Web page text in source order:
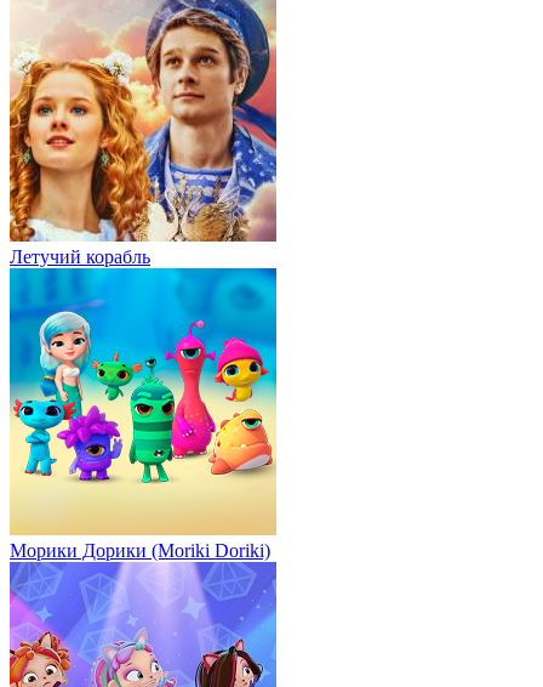
Летучий корабль
Морики Дорики (Moriki Doriki)